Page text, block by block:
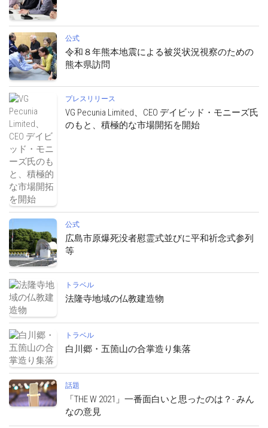
公式
令和８年熊本地震による被災状況視察のための
熊本県訪問
プレスリリース
VG Pecunia Limited、CEO デイビッド・モニーズ氏
のもと、積極的な市場開拓を開始
公式
広島市原爆死没者慰霊式並びに平和祈念式参列
等
トラベル
法隆寺地域の仏教建造物
トラベル
白川郷・五箇山の合掌造り集落
話題
「THE W 2021」一番面白いと思ったのは？- みん
なの意見